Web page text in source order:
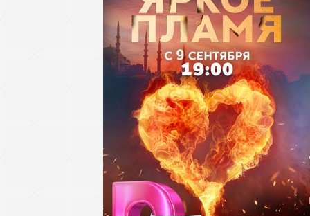
58 серия
59 серия
62 серия
63 серия
66 серия
67 серия
70 серия
71 серия
74 серия
75 серия
78 серия
79 серия